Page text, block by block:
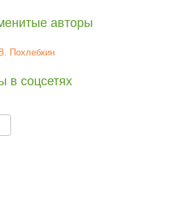
авторы
В. Похлебкин
в соцсетях